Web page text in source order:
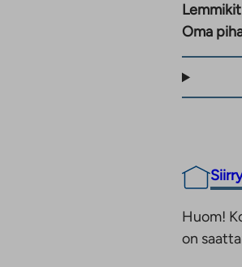
Oma
Huom!
on